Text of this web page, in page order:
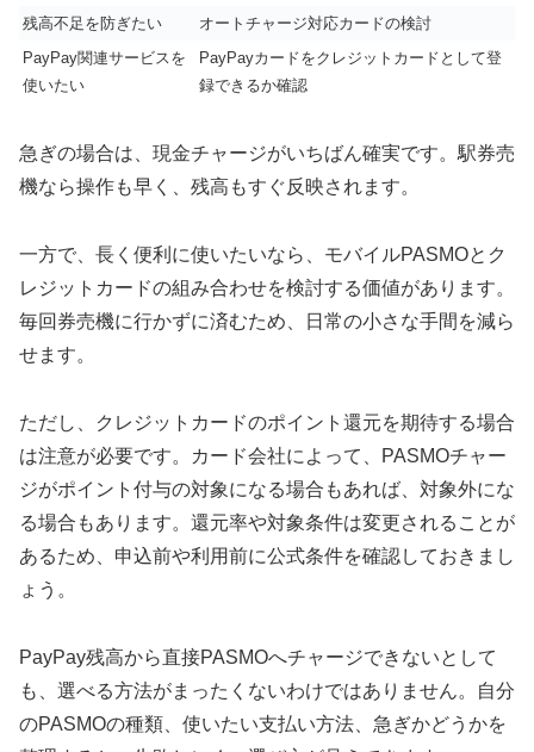
残高不足を防ぎたい
オートチャージ対応カードの検討
PayPay関連サービスを
使いたい
PayPayカードをクレジットカードとして登
録できるか確認
急ぎの場合は、現金チャージがいちばん確実です。駅券売
機なら操作も早く、残高もすぐ反映されます。
一方で、長く便利に使いたいなら、モバイルPASMOとク
レジットカードの組み合わせを検討する価値があります。
毎回券売機に行かずに済むため、日常の小さな手間を減ら
せます。
ただし、クレジットカードのポイント還元を期待する場合
は注意が必要です。カード会社によって、PASMOチャー
ジがポイント付与の対象になる場合もあれば、対象外にな
る場合もあります。還元率や対象条件は変更されることが
あるため、申込前や利用前に公式条件を確認しておきまし
ょう。
PayPay残高から直接PASMOへチャージできないとして
も、選べる方法がまったくないわけではありません。自分
のPASMOの種類、使いたい支払い方法、急ぎかどうかを